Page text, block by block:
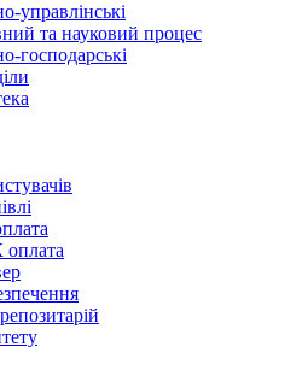
управлінські
та науковий процес
господарські